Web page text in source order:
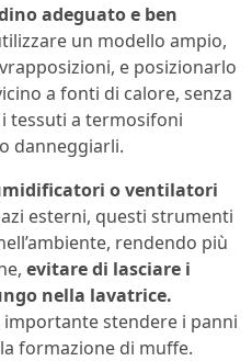
adeguato e ben
un modello ampio,
e posizionarlo
a fonti di calore, senza
tessuti a termosifoni
danneggiarli.
o ventilatori
esterni, questi strumenti
rendendo più
evitare di lasciare i
nella lavatrice.
stendere i panni
formazione di muffe.